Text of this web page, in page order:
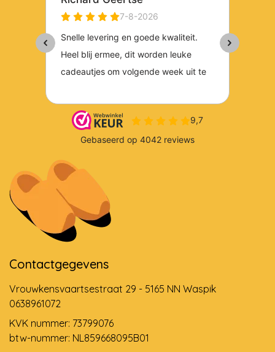
Contactgegevens
Vrouwkensvaartsestraat 29 - 5165 NN Waspik
0638961072
KVK nummer: 73799076
btw-nummer: NL859668095B01